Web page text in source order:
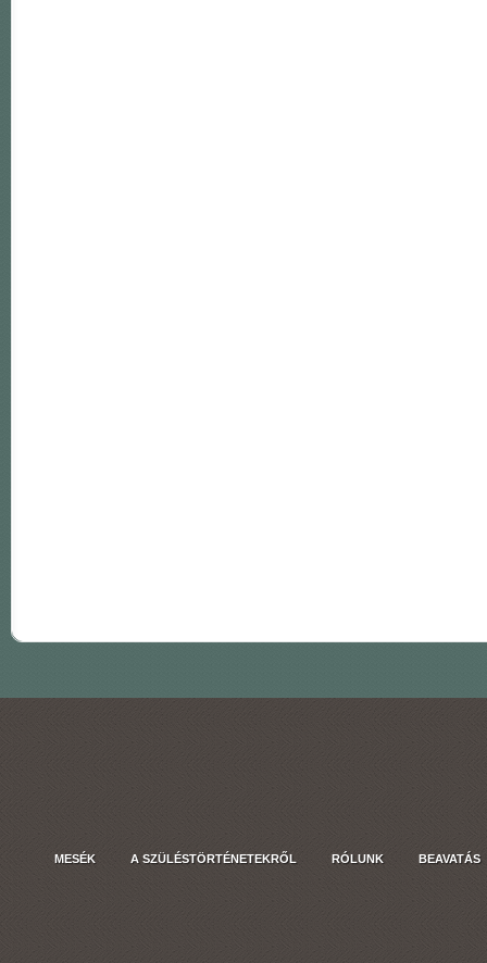
MESÉK A SZÜLÉSTÖRTÉNETEKRŐL RÓLUNK BEAVATÁS